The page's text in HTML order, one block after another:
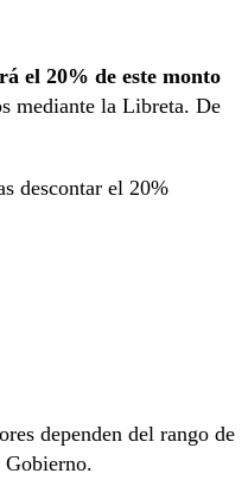
el 20% de este monto
mediante la Libreta. De
descontar el 20%
dependen del rango de
Gobierno.